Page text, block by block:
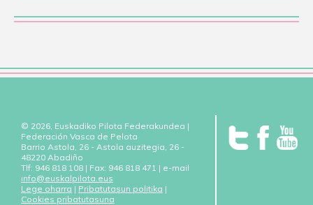
© 2026, Euskadiko Pilota Federakundea |
Federación Vasca de Pelota
Barrio Astola, 26 - Astola auzitegia, 26 -
48220 Abadiño
Tlf: 946 818 108 | Fax: 946 818 471 | e-mail
info@euskalpilota.eus
Lege oharra | Pribatutasun politika |
Cookies pribatutasuna